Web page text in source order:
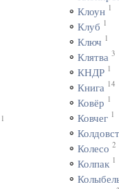
1
Клоун 1
Клуб 1
Ключ 1
Клятва 3
КНДР 1
Книга 14
Ковёр 1
Ковчег 1
Колесо 2
Колпак 1